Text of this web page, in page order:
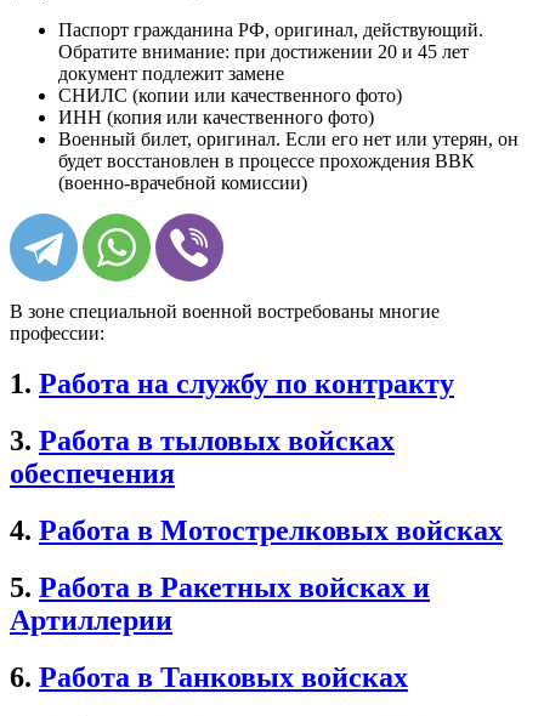
Паспорт гражданина РФ, оригинал, действующий.
Обратите внимание: при достижении 20 и 45 лет
документ подлежит замене
СНИЛС (копии или качественного фото)
ИНН (копия или качественного фото)
Военный билет, оригинал. Если его нет или утерян, он
будет восстановлен в процессе прохождения ВВК
(военно-врачебной комиссии)
В зоне специальной военной востребованы многие
профессии:
1. Работа на службу по контракту
3. Работа в тыловых войсках
обеспечения
4. Работа в Мотострелковых войсках
5. Работа в Ракетных войсках и
Артиллерии
6. Работа в Танковых войсках